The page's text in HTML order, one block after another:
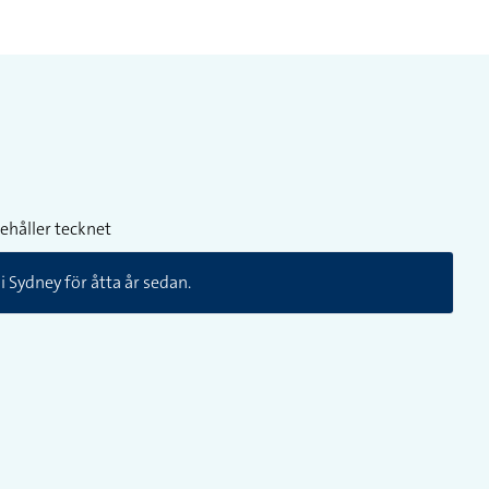
tecknet
Sydney för åtta år sedan.